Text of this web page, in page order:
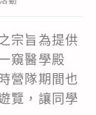
宗旨為提供
窺醫學殿
營隊期間也
覽，讓同學